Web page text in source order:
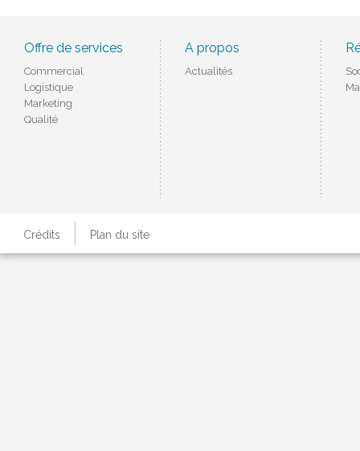
Offre de services
Commercial
Logistique
Marketing
Qualité
A propos
Actualités
Crédits Plan du site